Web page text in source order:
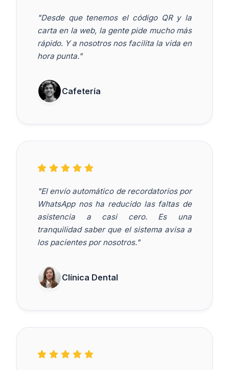
"Desde que tenemos el código QR y la
carta en la web, la gente pide mucho más
rápido. Y a nosotros nos facilita la vida en
hora punta."
Cafetería
"El envío automático de recordatorios por
WhatsApp nos ha reducido las faltas de
asistencia a casi cero. Es una
tranquilidad saber que el sistema avisa a
los pacientes por nosotros."
Clínica Dental